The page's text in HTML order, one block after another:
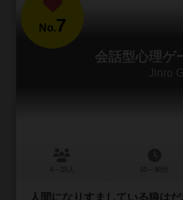
No.7
会話型心理ゲ
Jinro
人間になりすましている狼は